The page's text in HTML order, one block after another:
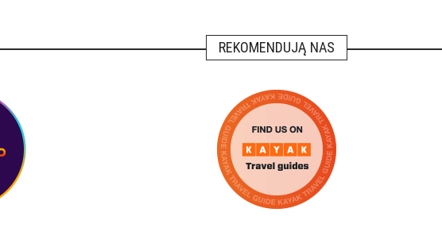
REKOMENDUJĄ NAS